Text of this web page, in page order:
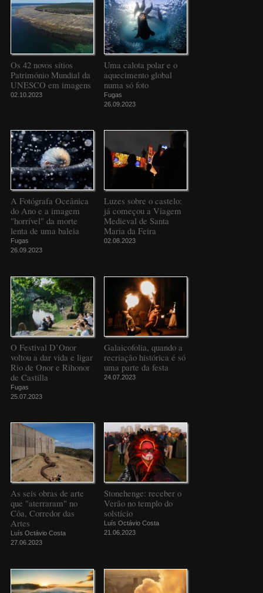
Os 42 novos sítios
Património Mundial da
UNESCO em imagens
02.10.2023
Uma calota polar e o
aquecimento global
numa só foto
Fugas
26.09.2023
A Fotógrafa Oceânica
do Ano e a imagem
"horrível" da morte
lenta de uma baleia
Fugas
26.09.2023
Luzes sobre o castelo:
já começou a Viagem
Medieval de Santa
Maria da Feira
02.08.2023
O Festival D’Onor
voltou a dar vida e ligar
Rio de Onor e Rihonor
de Castilla
Fugas
25.07.2023
Galaicofolia, quando a
recriação histórica é só
uma parte da festa
24.07.2023
As seis obras de arte
que "aterraram" no
Côa, Corredor das
Artes
Luís Octávio Costa
27.06.2023
Stonehenge: receber o
Verão no templo do
solstício
Luís Octávio Costa
21.06.2023